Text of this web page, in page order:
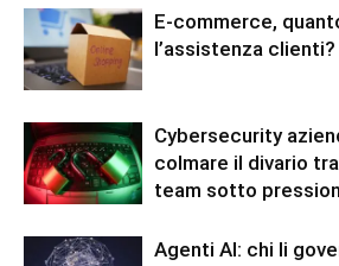
E-commerce,
l’assistenza clienti?
Cybersecurity
colmare il divario
team sotto
Agenti AI: chi li